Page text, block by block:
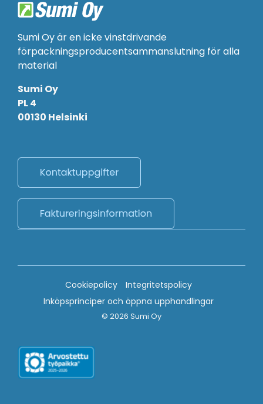
Sumi Oy är en icke vinstdrivande
förpackningsproducentsammanslutning för alla
material
Sumi Oy
PL 4
00130 Helsinki
Cookiepolicy
Integritetspolicy
Inköpsprinciper och öppna upphandlingar
© 2026 Sumi Oy